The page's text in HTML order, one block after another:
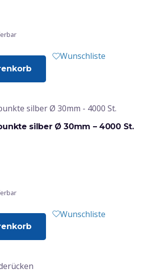
Wunschliste
silber Ø 30mm – 4000 St.
Wunschliste